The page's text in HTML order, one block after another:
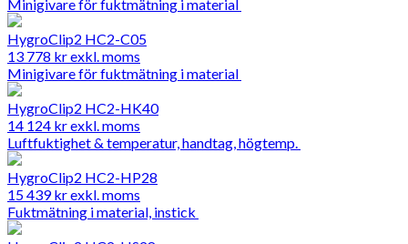
Minigivare för fuktmätning i material
HygroClip2 HC2-C05
13 778 krexkl. moms
Minigivare för fuktmätning i material
HygroClip2 HC2-HK40
14 124 krexkl. moms
Luftfuktighet & temperatur, handtag, högtemp.
HygroClip2 HC2-HP28
15 439krexkl. moms
Fuktmätning i material, instick